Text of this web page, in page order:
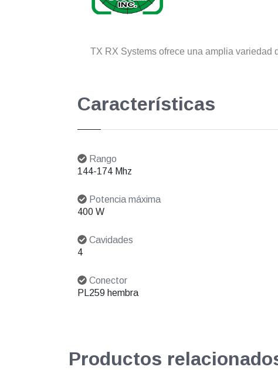
TX RX Systems ofrece una amplia variedad
Características
Rango
144-174 Mhz
Potencia máxima
400 W
Cavidades
4
Conector
PL259 hembra
Productos